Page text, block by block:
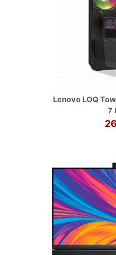
Lenovo LOQ
7